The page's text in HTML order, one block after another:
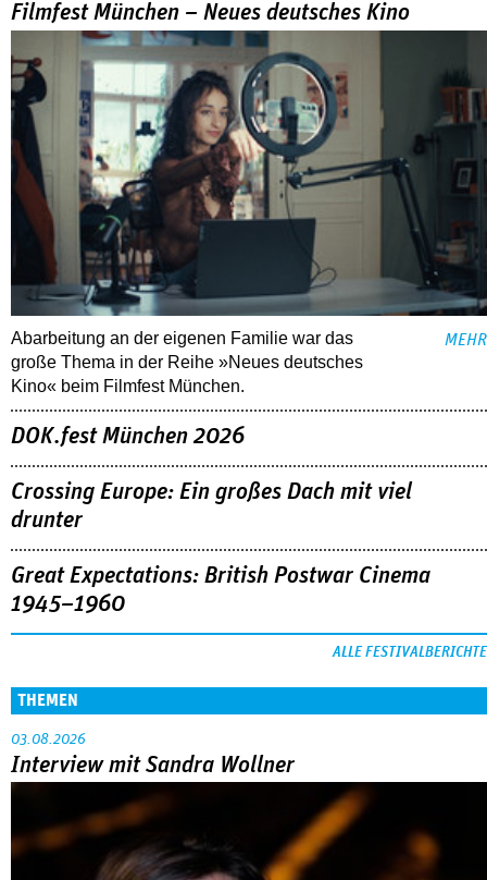
Filmfest München – Neues deutsches Kino
Abarbeitung an der eigenen Familie war das
große Thema in der Reihe »Neues deutsches
Kino« beim Filmfest München.
MEHR
DOK.fest München 2026
Crossing Europe: Ein großes Dach mit viel
drunter
Great Expectations: British Postwar Cinema
1945–1960
ALLE FESTIVALBERICHTE
THEMEN
03.08.2026
Interview mit Sandra Wollner